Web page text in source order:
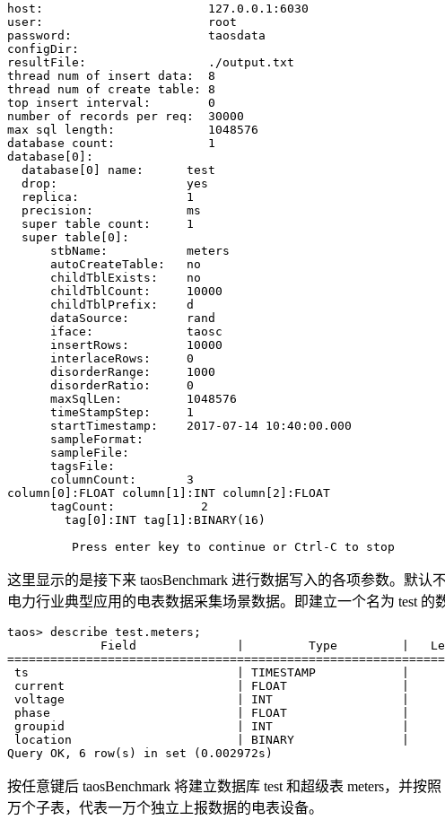
host:                       127.0.0.1:6030
user:                       root
password:                   taosdata
configDir:
resultFile:                 ./output.txt
thread num of insert data:  8
thread num of create table: 8
top insert interval:        0
number of records per req:  30000
max sql length:             1048576
database count:             1
database[0]:
  database[0] name:      test
  drop:                  yes
  replica:               1
  precision:             ms
  super table count:     1
  super table[0]:
      stbName:           meters
      autoCreateTable:   no
      childTblExists:    no
      childTblCount:     10000
      childTblPrefix:    d
      dataSource:        rand
      iface:             taosc
      insertRows:        10000
      interlaceRows:     0
      disorderRange:     1000
      disorderRatio:     0
      maxSqlLen:         1048576
      timeStampStep:     1
      startTimestamp:    2017-07-14 10:40:00.000
      sampleFormat:
      sampleFile:
      tagsFile:
      columnCount:       3
column[0]:FLOAT column[1]:INT column[2]:FLOAT
      tagCount:            2
        tag[0]:INT tag[1]:BINARY(16)
         Press enter key to continue or Ctrl-C to stop
这里显示的是接下来 taosBenchmark 进行数据写入的各项参数。默认
电力行业典型应用的电表数据采集场景数据。即建立一个名为 test 的
taos> describe test.meters;
Field              |         Type         |
ts                             | TIMESTAMP            |
current                        | FLOAT                |
voltage                        | INT                  |
phase                          | FLOAT                |
groupid                        | INT                  |
location                       | BINARY               |
Query OK, 6 row(s) in set (0.002972s)
按任意键后 taosBenchmark 将建立数据库 test 和超级表 meters，并按
万个子表，代表一万个独立上报数据的电表设备。